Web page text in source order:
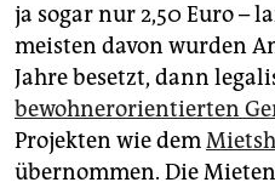
ja sogar nur 2,50 Euro –
meisten davon wurden
Jahre besetzt, dann
bewohnerorientierten
Projekten wie dem
übernommen. Die